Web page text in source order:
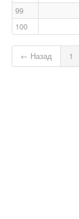
99
100
← Назад 1